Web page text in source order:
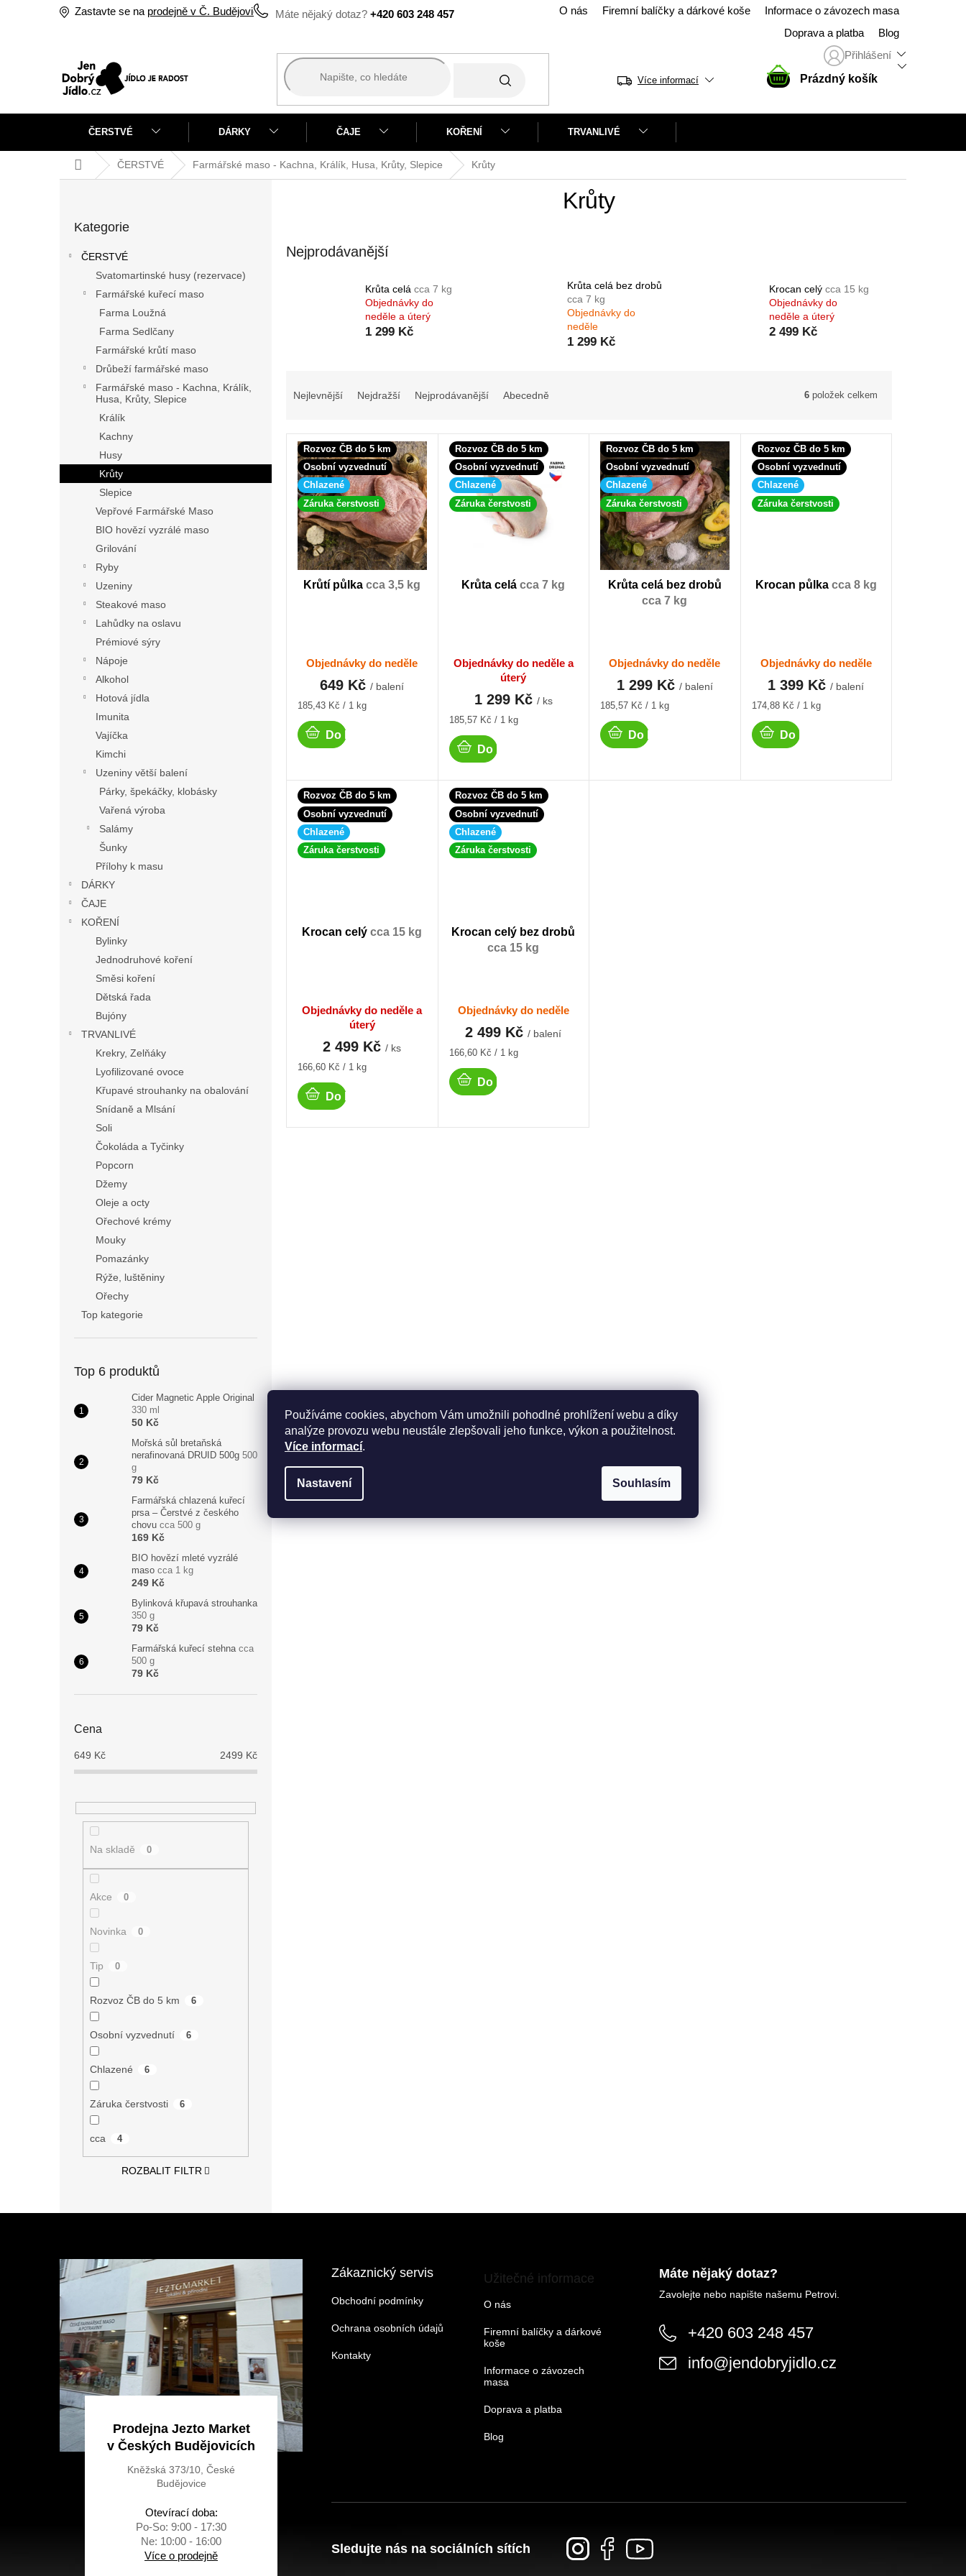
Používáme cookies, abychom Vám umožnili pohodlné prohlížení webu a díky
analýze provozu webu neustále zlepšovali jeho funkce, výkon a použitelnost.
Více informací.
Nastavení Souhlasím
+420 603 248 457
Zastavte se na prodejně v Č. Budějovicích O nás Firemní balíčky a dárkové koše
Informace o závozech masa
Doprava a platba
Blog
Přihlášení
Více informací
NÁKUPNÍ
KOŠÍK
Prázdný košík
ČERSTVÉ DÁRKY ČAJE KOŘENÍ TRVANLIVÉ
Domů ČERSTVÉ Farmářské maso - Kachna, Králík, Husa, Krůty, Slepice Krůty
kategorie
Kategorie
ČERSTVÉ
Svatomartinské husy (rezervace)
Farmářské kuřecí maso
Farma Loužná
Farma Sedlčany
Farmářské krůtí maso
Drůbeží farmářské maso
Farmářské maso - Kachna, Králík,
Husa, Krůty, Slepice
Králík
Kachny
Husy
Krůty
Slepice
Vepřové Farmářské Maso
BIO hovězí vyzrálé maso
Grilování
Ryby
Uzeniny
Steakové maso
Lahůdky na oslavu
Prémiové sýry
Nápoje
Alkohol
Hotová jídla
Imunita
Vajíčka
Kimchi
Uzeniny větší balení
Párky, špekáčky, klobásky
Vařená výroba
Salámy
Šunky
Přílohy k masu
DÁRKY
ČAJE
KOŘENÍ
Bylinky
Jednodruhové koření
Směsi koření
Dětská řada
Bujóny
TRVANLIVÉ
Krekry, Zelňáky
Lyofilizované ovoce
Křupavé strouhanky na obalování
Snídaně a Mlsání
Soli
Čokoláda a Tyčinky
Popcorn
Džemy
Oleje a octy
Ořechové krémy
Mouky
Pomazánky
Rýže, luštěniny
Ořechy
Top kategorie
Top 6 produktů
Cider Magnetic Apple Original
330 ml
50 Kč
Mořská sůl bretaňská
nerafinovaná DRUID 500g 500
g
79 Kč
Farmářská chlazená kuřecí
prsa – Čerstvé z českého
chovu cca 500 g
169 Kč
BIO hovězí mleté vyzrálé
maso cca 1 kg
249 Kč
Bylinková křupavá strouhanka
350 g
79 Kč
Farmářská kuřecí stehna cca
500 g
79 Kč
Cena
649 Kč 2499 Kč
Na skladě 0
Akce 0
Novinka 0
Tip 0
Rozvoz ČB do 5 km 6
Osobní vyzvednutí 6
Chlazené 6
Záruka čerstvosti 6
cca 4
ROZBALIT FILTR
Krůty
Nejprodávanější
Krůta celá cca 7 kg
Objednávky do
neděle a úterý
1 299 Kč
Krůta celá bez drobů
cca 7 kg
Objednávky do
neděle
1 299 Kč
Krocan celý cca 15 kg
Objednávky do
neděle a úterý
2 499 Kč
Nejlevnější Nejdražší Nejprodávanější Abecedně 6 položek celkem
Rozvoz ČB do 5 km
Osobní vyzvednutí
Chlazené
Záruka čerstvosti
Krůtí půlkacca 3,5 kg
Objednávky do neděle
649 Kč/ balení
Měrná
185,43 Kč / 1 kg
Do košíku
Rozvoz ČB do 5 km
Osobní vyzvednutí
Chlazené
Záruka čerstvosti
Krůta celácca 7 kg
Objednávky do neděle a
úterý
1 299 Kč / ks
Měrná
185,57 Kč / 1 kg
Do košíku
Rozvoz ČB do 5 km
Osobní vyzvednutí
Chlazené
Záruka čerstvosti
Krůta celá bez drobů
cca 7 kg
Objednávky do neděle
1 299 Kč / balení
Měrná
185,57 Kč / 1 kg
Do košíku
Rozvoz ČB do 5 km
Osobní vyzvednutí
Chlazené
Záruka čerstvosti
Krocan půlka cca 8 kg
Objednávky do neděle
1 399 Kč/ balení
Měrná
174,88 Kč / 1 kg
Do košíku
Rozvoz ČB do 5 km
Osobní vyzvednutí
Chlazené
Záruka čerstvosti
Krocan celýcca 15 kg
Objednávky do neděle a
úterý
2 499 Kč/ ks
Měrná
166,60 Kč / 1 kg
Do košíku
Rozvoz ČB do 5 km
Osobní vyzvednutí
Chlazené
Záruka čerstvosti
Krocan celý bez drobů
cca 15 kg
Objednávky do neděle
2 499 Kč/ balení
Měrná
166,60 Kč / 1 kg
Do košíku
u
Prodejna Jezto Market
v Českých Budějovicích
Kněžská 373/10, České
Budějovice
Otevírací doba:
Po-So: 9:00 - 17:30
Ne: 10:00 - 16:00
Více o prodejně
Zákaznický servis
Obchodní podmínky
Ochrana osobních údajů
Kontakty
Užitečné informace
O nás
Firemní balíčky a dárkové
koše
Informace o závozech
masa
Doprava a platba
Blog
Máte nějaký dotaz?
Zavolejte nebo napište našemu Petrovi.
+420 603 248 457
info@jendobryjidlo.cz
Sledujte nás na sociálních sítích